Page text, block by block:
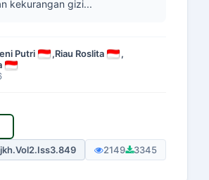
kekurangan gizi...
Putri ,Riau Roslita
,
2149 3345